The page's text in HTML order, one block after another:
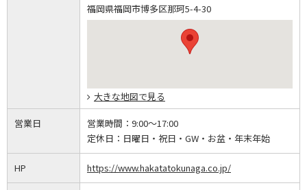
福岡県福岡市博多区那珂5-4-30
大きな地図で見る
営業日 営業時間： 9:00～17:00
定休日： 日曜日・祝日・GW・お盆・年末年始
HP https://www.hakatatokunaga.co.jp/